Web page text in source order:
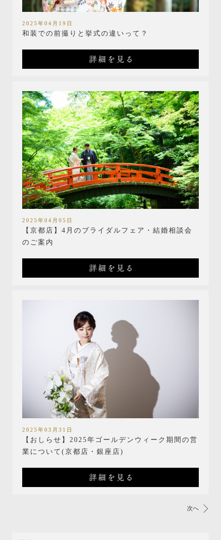
2025年04月19日
和装での前撮りと挙式の違いって？
2025年04月05日
【京都店】4月のブライダルフェア・結婚相談会
のご案内
2025年03月31日
【おしらせ】2025年ゴールデンウィーク期間の営
業について(京都店・銀座店)
次へ